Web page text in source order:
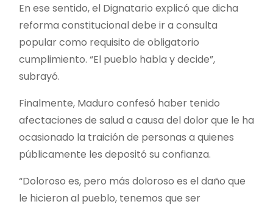
En ese sentido, el Dignatario explicó que dicha
reforma constitucional debe ir a consulta
popular como requisito de obligatorio
cumplimiento. “El pueblo habla y decide”,
subrayó.
Finalmente, Maduro confesó haber tenido
afectaciones de salud a causa del dolor que le ha
ocasionado la traición de personas a quienes
públicamente les depositó su confianza.
“Doloroso es, pero más doloroso es el daño que
le hicieron al pueblo, tenemos que ser